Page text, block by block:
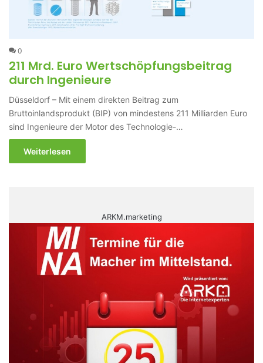
0
211 Mrd. Euro Wertschöpfungsbeitrag
durch Ingenieure
Düsseldorf – Mit einem direkten Beitrag zum
Bruttoinlandsprodukt (BIP) von mindestens 211 Milliarden Euro
sind Ingenieure der Motor des Technologie-…
Weiterlesen
ARKM.marketing